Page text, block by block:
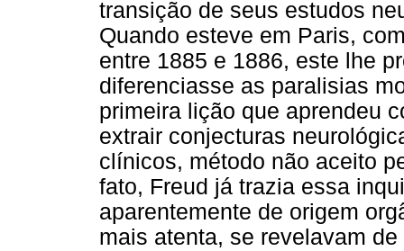
transição de seus estudos
Quando esteve em Paris,
entre 1885 e 1886, este lhe
diferenciasse as paralisias
primeira lição que aprendeu
extrair conjecturas
clínicos, método não aceito
fato, Freud já trazia essa
aparentemente de origem
mais atenta, se revelavam